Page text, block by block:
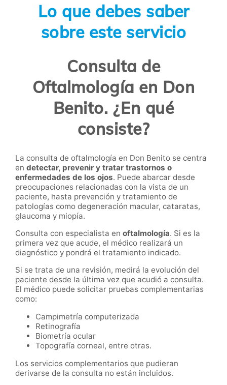
Lo que debes saber
sobre este servicio
Consulta de
Oftalmología en Don
Benito. ¿En qué
consiste?
La consulta de oftalmología en Don Benito se centra
en detectar, prevenir y tratar trastornos o
enfermedades de los ojos. Puede abarcar desde
preocupaciones relacionadas con la vista de un
paciente, hasta prevención y tratamiento de
patologías como degeneración macular, cataratas,
glaucoma y miopía.
Consulta con especialista en oftalmología. Si es la
primera vez que acude, el médico realizará un
diagnóstico y pondrá el tratamiento indicado.
Si se trata de una revisión, medirá la evolución del
paciente desde la última vez que acudió a consulta.
El médico puede solicitar pruebas complementarias
como:
Campimetría computerizada
Retinografía
Biometría ocular
Topografía corneal, entre otras.
Los servicios complementarios que pudieran
derivarse de la consulta no están incluidos.